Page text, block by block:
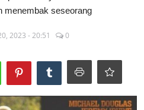
menembak seseorang
2023 - 20:51 0